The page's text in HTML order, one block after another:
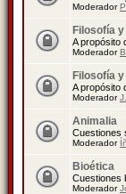
Moderador
Filosofía
A propósito
Moderador
Filosofía
A propósito
Moderador
Animalia
Cuestiones
Moderador
Bioética
Cuestiones
Moderador